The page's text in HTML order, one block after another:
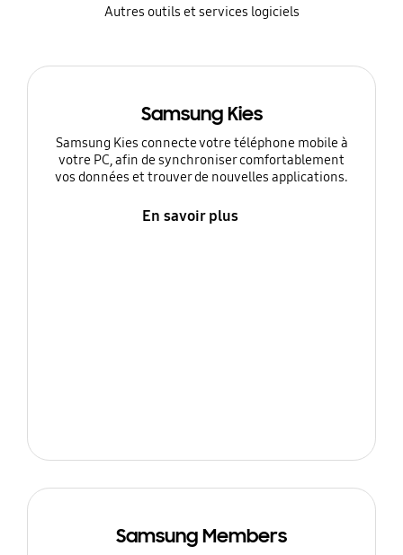
Autres outils et services logiciels
Samsung Kies
Samsung Kies connecte votre téléphone mobile à
votre PC, afin de synchroniser comfortablement
vos données et trouver de nouvelles applications.
En savoir plus
Samsung Members